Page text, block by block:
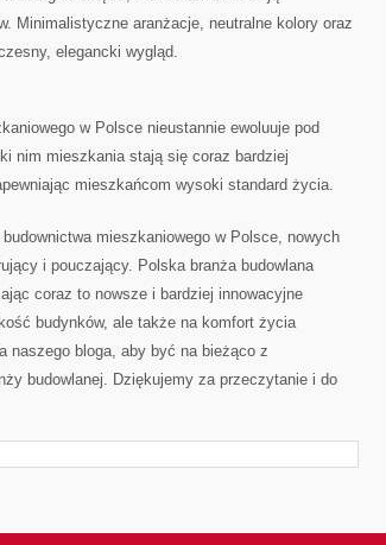
‌Minimalistyczne ⁣aranżacje, neutralne​ kolory oraz
elegancki wygląd.
w ‍Polsce nieustannie ewoluuje pod
nim mieszkania stają się coraz bardziej
mieszkańcom wysoki standard‌ życia.
mieszkaniowego w Polsce, nowych
i pouczający. Polska branża budowlana
coraz to nowsze i bardziej innowacyjne
⁣budynków, ale także ⁢na komfort ‍życia
naszego bloga, ​aby być na bieżąco ‍z
budowlanej. Dziękujemy za przeczytanie i⁣ do